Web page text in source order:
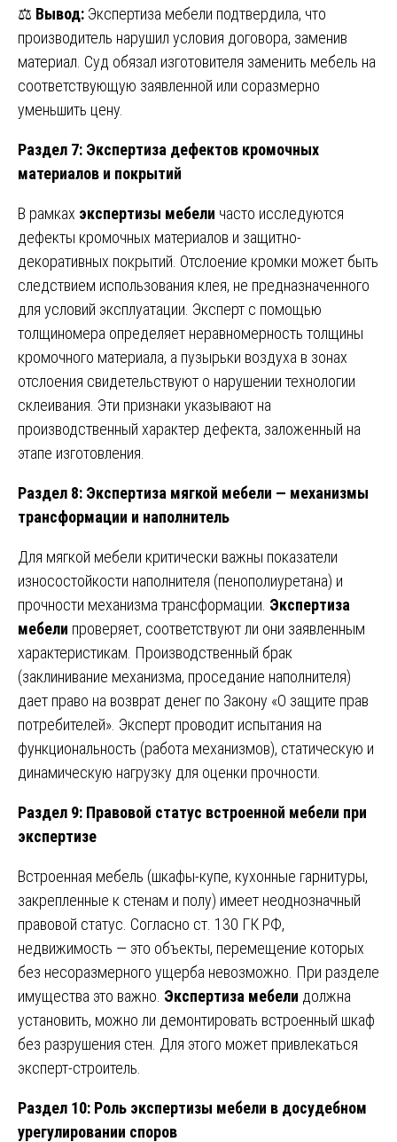
⚖️ Вывод: Экспертиза мебели подтвердила, что
производитель нарушил условия договора, заменив
материал. Суд обязал изготовителя заменить мебель на
соответствующую заявленной или соразмерно
уменьшить цену.
Раздел 7: Экспертиза дефектов кромочных
материалов и покрытий
В рамках экспертизы мебели часто исследуются
дефекты кромочных материалов и защитно-
декоративных покрытий. Отслоение кромки может быть
следствием использования клея, не предназначенного
для условий эксплуатации. Эксперт с помощью
толщиномера определяет неравномерность толщины
кромочного материала, а пузырьки воздуха в зонах
отслоения свидетельствуют о нарушении технологии
склеивания. Эти признаки указывают на
производственный характер дефекта, заложенный на
этапе изготовления.
Раздел 8: Экспертиза мягкой мебели — механизмы
трансформации и наполнитель
Для мягкой мебели критически важны показатели
износостойкости наполнителя (пенополиуретана) и
прочности механизма трансформации. Экспертиза
мебели проверяет, соответствуют ли они заявленным
характеристикам. Производственный брак
(заклинивание механизма, проседание наполнителя)
дает право на возврат денег по Закону «О защите прав
потребителей». Эксперт проводит испытания на
функциональность (работа механизмов), статическую и
динамическую нагрузку для оценки прочности.
Раздел 9: Правовой статус встроенной мебели при
экспертизе
Встроенная мебель (шкафы-купе, кухонные гарнитуры,
закрепленные к стенам и полу) имеет неоднозначный
правовой статус. Согласно ст. 130 ГК РФ,
недвижимость — это объекты, перемещение которых
без несоразмерного ущерба невозможно. При разделе
имущества это важно. Экспертиза мебели должна
установить, можно ли демонтировать встроенный шкаф
без разрушения стен. Для этого может привлекаться
эксперт-строитель.
Раздел 10: Роль экспертизы мебели в досудебном
урегулировании споров